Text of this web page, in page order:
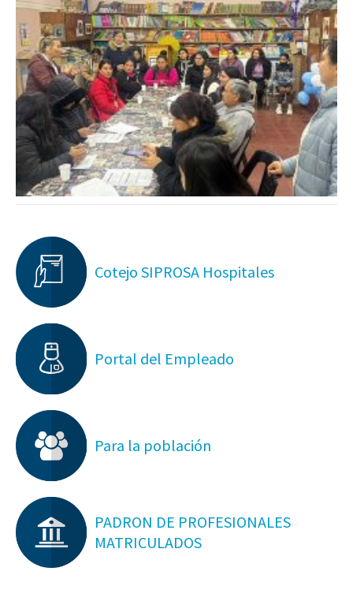
Cotejo SIPROSA Hospitales
Portal del Empleado
Para la población
PADRON DE PROFESIONALES
MATRICULADOS